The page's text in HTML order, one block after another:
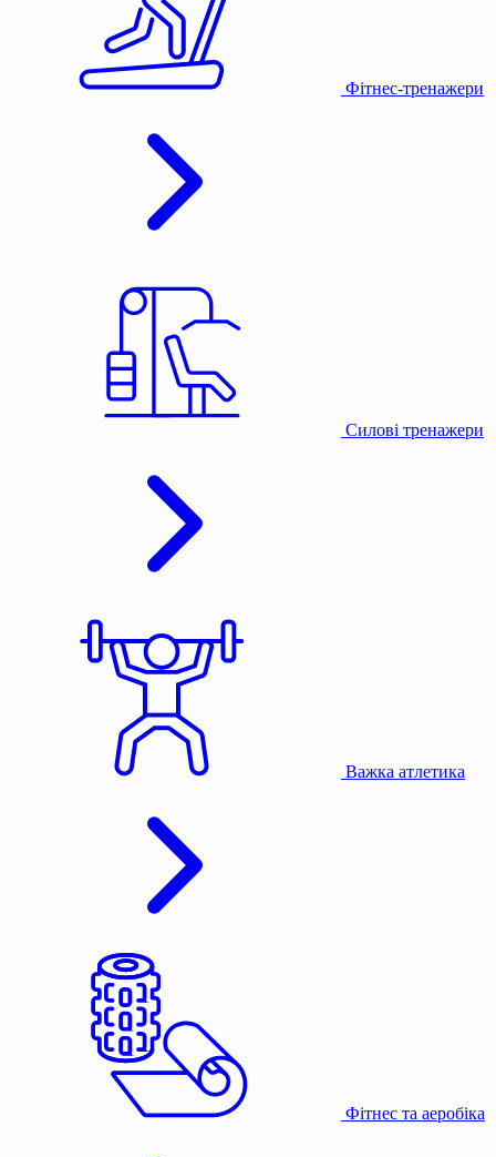
Фітнес-тренажери
Силові тренажери
Важка атлетика
Фітнес та аеробіка